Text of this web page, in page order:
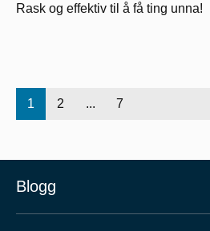
Rask og effektiv til å få ting unna!
1 2 ... 7
Blogg